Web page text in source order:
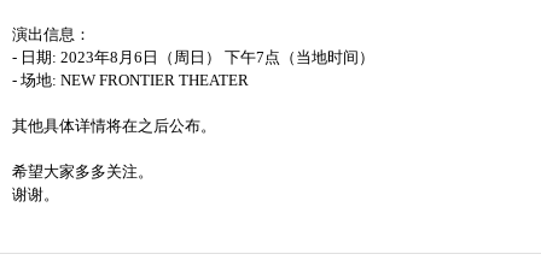
演出信息：
- 日期: 2023年8月6日（周日） 下午7点（当地时间）
- 场地: NEW FRONTIER THEATER
其他具体详情将在之后公布。
希望大家多多关注。
谢谢。